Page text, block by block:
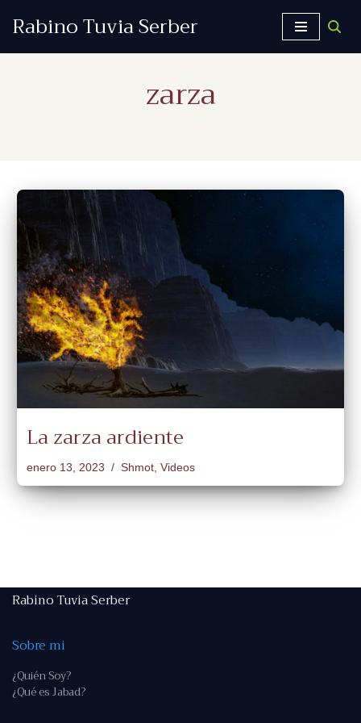
Rabino Tuvia Serber
zarza
La zarza ardiente
enero 13, 2023 Shmot Videos
Rabino Tuvia Serber
Sobre mi
¿Quién Soy?
¿Qué es Jabad?